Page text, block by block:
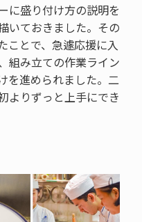
に盛り付け方の説明を
いておきました。その
ことで、急遽応援に入
組み立ての作業ライン
を進められました。二
よりずっと上手にでき